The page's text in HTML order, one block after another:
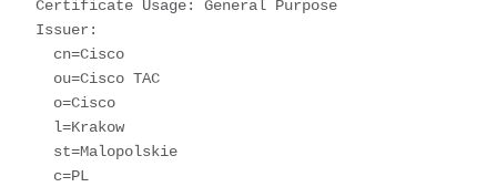
Certificate Usage: General Purpose
Issuer:
cn=Cisco
ou=Cisco TAC
o=Cisco
l=Krakow
st=Malopolskie
c=PL